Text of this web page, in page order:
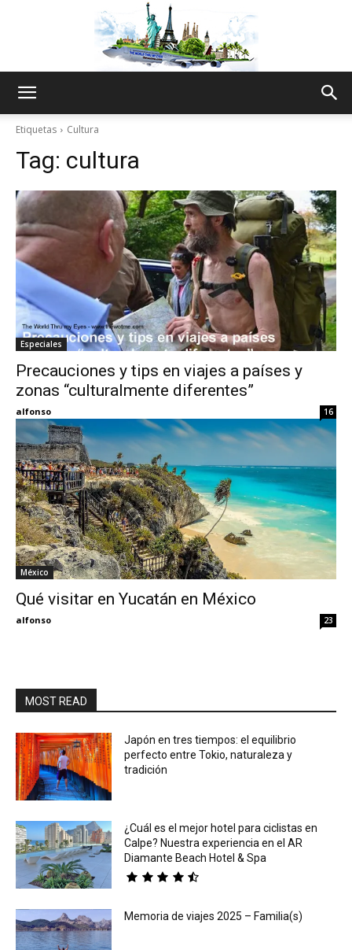
Thru
My
Eyes
Etiquetas Cultura
Tag: cultura
Especiales
Precauciones y tips en viajes a países y
zonas “culturalmente diferentes”
alfonso 16
México
Qué visitar en Yucatán en México
alfonso 23
MOST READ
Japón en tres tiempos: el equilibrio
perfecto entre Tokio, naturaleza y
tradición
¿Cuál es el mejor hotel para ciclistas en
Calpe? Nuestra experiencia en el AR
Diamante Beach Hotel & Spa
Memoria de viajes 2025 – Familia(s)